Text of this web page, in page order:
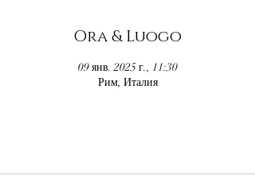
Ora & Luogo
09 янв. 2025 г., 11:30
Рим, Италия